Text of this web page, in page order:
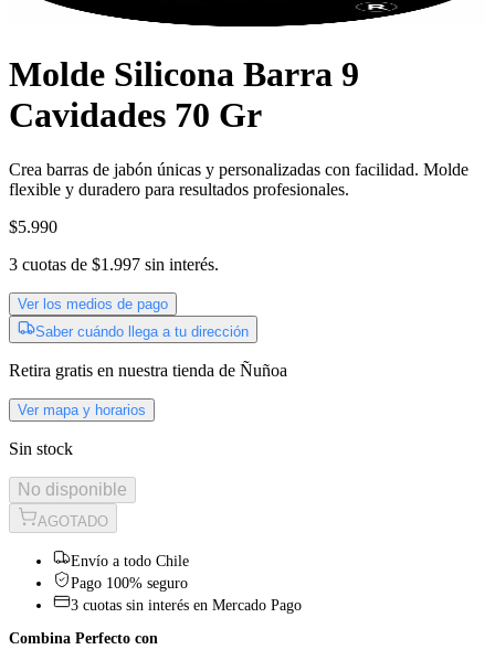
Molde Silicona Barra 9
Cavidades 70 Gr
Crea barras de jabón únicas y personalizadas con facilidad. Molde
flexible y duradero para resultados profesionales.
$5.990
3 cuotas de $1.997 sin interés.
Ver los medios de pago
Saber cuándo llega a tu dirección
Retira gratis en nuestra tienda de Ñuñoa
Ver mapa y horarios
Sin stock
No disponible
AGOTADO
Envío a todo Chile
Pago 100% seguro
3 cuotas sin interés en Mercado Pago
Combina Perfecto con